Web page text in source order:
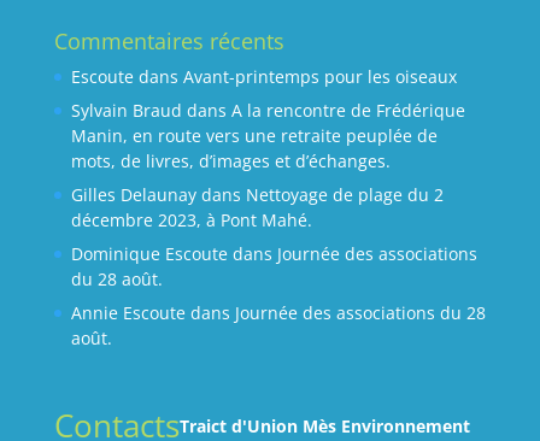
Commentaires récents
Escoutedans Avant-printemps pour les oiseaux
Sylvain Braud dans A la rencontre de Frédérique
Manin, en route vers une retraite peuplée de
mots, de livres, d’images et d’échanges.
Gilles Delaunaydans Nettoyage de plage du 2
décembre 2023, à Pont Mahé.
Dominique Escoutedans Journée des associations
du 28 août.
Annie Escoutedans Journée des associations du 28
août.
ContactsTraict d'Union Mès Environnement